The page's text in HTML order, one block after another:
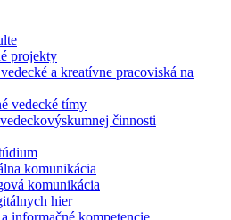
projekty
a kreatívne pracoviská na
vedecké tímy
činnosti
komunikácia
komunikácia
hier
informačné kompetencie